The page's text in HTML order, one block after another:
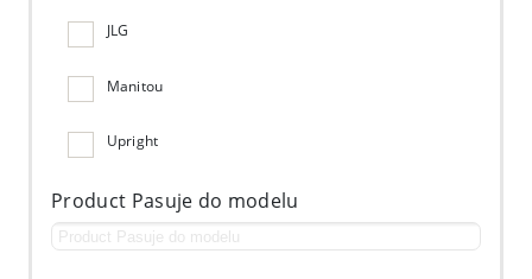
JLG
Manitou
Upright
Product Pasuje do modelu